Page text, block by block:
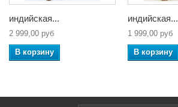
индийская...
2 999,00 руб
В корзину
индийская...
1 999,00 руб
В корзину